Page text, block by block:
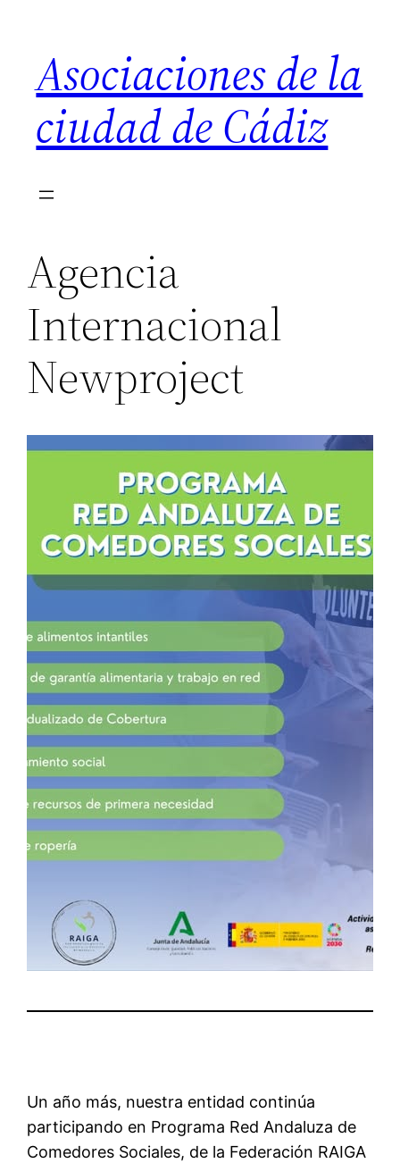
contenido
Asociaciones de la
ciudad de Cádiz
Agencia
Internacional
Newproject
Un año más, nuestra entidad continúa
participando en Programa Red Andaluza de
Comedores Sociales, de la Federación RAIGA